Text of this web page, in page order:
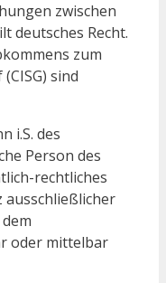
zwischen
deutsches Recht.
zum
sind
i.S. des
Person des
rechtliches
ausschließlicher
oder mittelbar